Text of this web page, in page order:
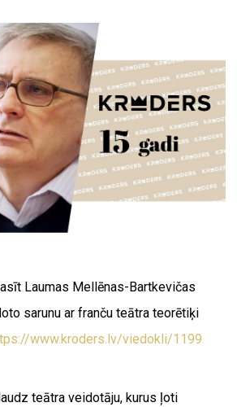
Laumas Mellēnas-Bartkevičas
sarunu ar franču teātra teorētiķi
www.kroders.lv/viedokli/1199
teātra veidotāju, kurus ļoti